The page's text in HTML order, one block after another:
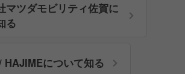
マツダモビリティ佐賀に
る
HAJIMEについて知る